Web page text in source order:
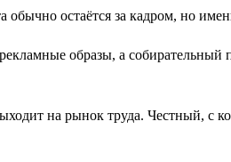
обычно остаётся за кадром, но
образы, а
на рынок труда. Честный, с